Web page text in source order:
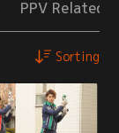
PPV Related
Sorting